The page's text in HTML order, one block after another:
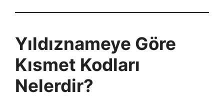
Yıldıznameye Göre
Kısmet Kodları
Nelerdir?